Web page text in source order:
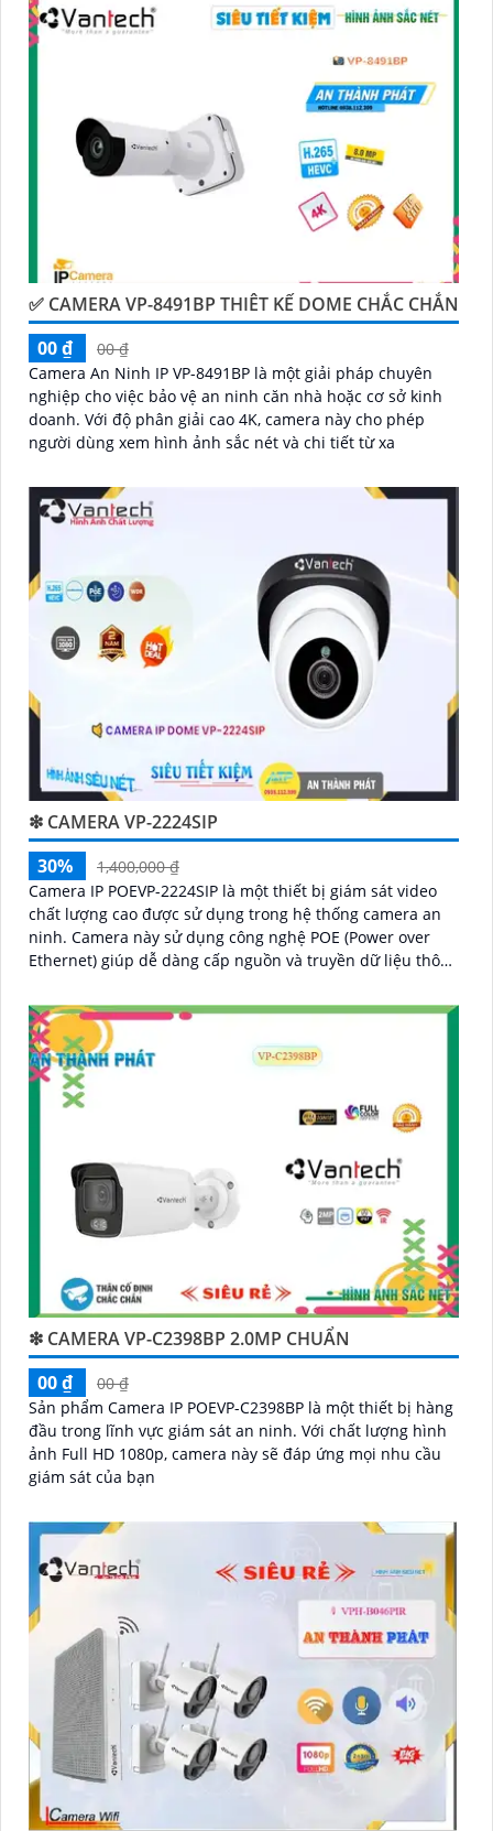
Điểm mạnh của Camera Vantech là chất lượng dịch vụ
tốt và hỗ trợ khách hàng chu đáo. Đội ngũ nhân viên
kỹ thuật chuyên nghiệp của Vantech sẽ giúp bạn lựa
chọn giải pháp camera phù hợp với nhu cầu và ngân
sách của bạn.
Nếu bạn đang tìm kiếm một giải pháp giám sát an
ninh tốt cho ngôi nhà hoặc doanh nghiệp của mình,
Camera Vantech Việt Nam là một lựa chọn hàng đầu
✅ CAMERA VP-8491BP THIÊT KẾ DOME CHẮC CHẮN
00 ₫
00 ₫
Camera An Ninh IP VP-8491BP là một giải pháp chuyên
nghiệp cho việc bảo vệ an ninh căn nhà hoặc cơ sở kinh
doanh. Với độ phân giải cao 4K, camera này cho phép
người dùng xem hình ảnh sắc nét và chi tiết từ xa
❇ CAMERA VP-2224SIP
30%
1,400,000 ₫
Camera IP POEVP-2224SIP là một thiết bị giám sát video
chất lượng cao được sử dụng trong hệ thống camera an
ninh. Camera này sử dụng công nghệ POE (Power over
Ethernet) giúp dễ dàng cấp nguồn và truyền dữ liệu thông
❇ CAMERA VP-C2398BP 2.0MP CHUẨN
00 ₫
00 ₫
Sản phẩm Camera IP POEVP-C2398BP là một thiết bị hàng
đầu trong lĩnh vực giám sát an ninh. Với chất lượng hình
ảnh Full HD 1080p, camera này sẽ đáp ứng mọi nhu cầu
giám sát của bạn